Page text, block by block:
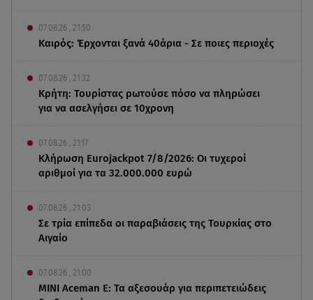
07.08.26 , 21:50
Καιρός: Έρχονται ξανά 40άρια - Σε ποιες περιοχές
07.08.26 , 21:32
Κρήτη: Τουρίστας ρωτούσε πόσο να πληρώσει
για να ασελγήσει σε 10χρονη
07.08.26 , 21:17
Κλήρωση Eurojackpot 7/8/2026: Οι τυχεροί
αριθμοί για τα 32.000.000 ευρώ
07.08.26 , 21:03
Σε τρία επίπεδα οι παραβιάσεις της Τουρκίας στο
Αιγαίο
07.08.26 , 21:00
MINI Aceman E: Τα αξεσουάρ για περιπετειώδεις